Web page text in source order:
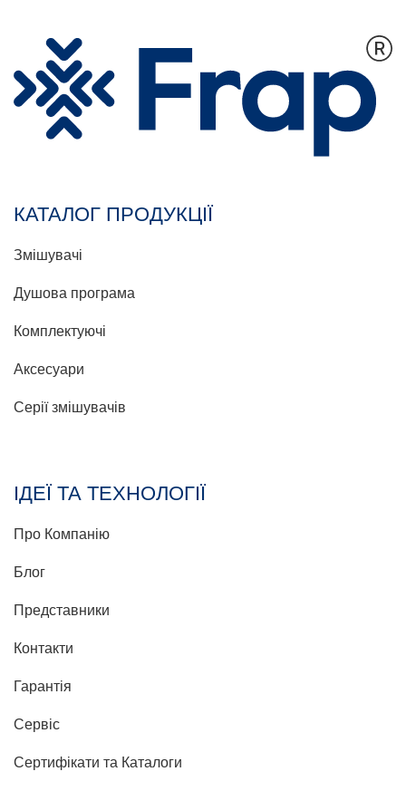
КАТАЛОГ ПРОДУКЦІЇ
Змішувачі
Душова програма
Комплектуючі
Аксесуари
Серії змішувачів
ІДЕЇ ТА ТЕХНОЛОГІЇ
Про Компанію
Блог
Представники
Контакти
Гарантія
Сервіс
Сертифікати та Каталоги